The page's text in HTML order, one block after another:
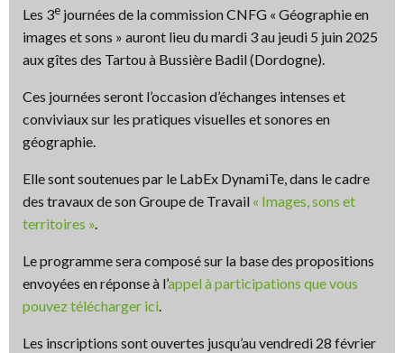
Les 3e journées de la commission CNFG « Géographie en
images et sons » auront lieu du mardi 3 au jeudi 5 juin 2025
aux gîtes des Tartou à Bussière Badil (Dordogne).
Ces journées seront l’occasion d’échanges intenses et
conviviaux sur les pratiques visuelles et sonores en
géographie.
Elle sont soutenues par le LabEx DynamiTe, dans le cadre
des travaux de son Groupe de Travail « Images, sons et
territoires ».
Le programme sera composé sur la base des propositions
envoyées en réponse à l’appel à participations que vous
pouvez télécharger ici.
Les inscriptions sont ouvertes jusqu’au vendredi 28 février